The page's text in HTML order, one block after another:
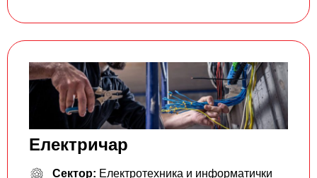
Електричар
Сектор: Електротехника и информатички